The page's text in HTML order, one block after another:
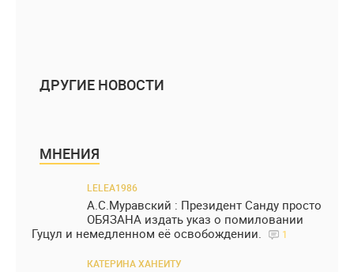
ДРУГИЕ НОВОСТИ
МНЕНИЯ
LELEA1986
А.С.Муравский : Президент Санду просто
ОБЯЗАНА издать указ о помиловании
Гуцул и немедленном её освобождении.
1
КАТЕРИНА ХАНЕИТУ